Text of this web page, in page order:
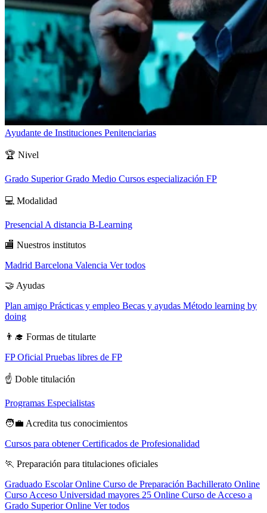
Ayudante de Instituciones Penitenciarias
🏆 Nivel
Grado SuperiorGrado Medio Cursos especialización FP
💻 Modalidad
Presencial A distancia B-Learning
🏬 Nuestros institutos
Madrid Barcelona Valencia Ver todos
🤝 Ayudas
Plan amigo Prácticas y empleo Becas y ayudas Método learning by
doing
👨‍🎓 Formas de titularte
FP Oficial Pruebas libres de FP
☝️ Doble titulación
Programas Especialistas
🧑‍💼 Acredita tus conocimientos
Cursos para obtener Certificados de Profesionalidad
🏃 Preparación para titulaciones oficiales
Graduado Escolar Online Curso de Preparación Bachillerato Online
Curso Acceso Universidad mayores 25 Online Curso de Acceso a
Grado Superior Online Ver todos